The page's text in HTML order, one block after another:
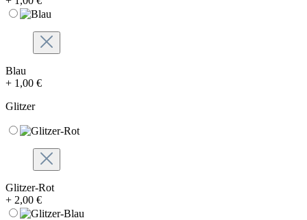
Blau
+ 1,00 €
Glitzer
Glitzer-Rot
+ 2,00 €